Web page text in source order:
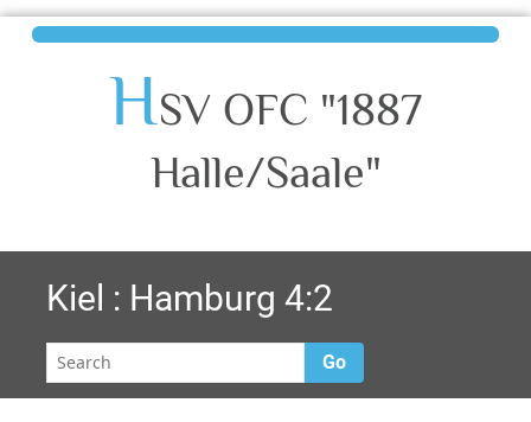
HSV OFC "1887
Halle/Saale"
Kiel : Hamburg 4:2
Go